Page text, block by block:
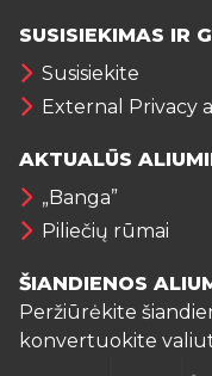
SUSISIEKIMAS IR
Susisiekite
External Privacy
AKTUALŪS
„Banga”
Piliečių rūmai
ŠIANDIENOS
Peržiūrėkite
konvertuokite